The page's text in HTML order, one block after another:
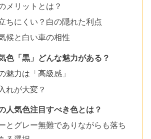
メリットとは？
ちにくい？白の隠れた利点
候と白い車の相性
色「黒」どんな魅力がある？
魅力は「高級感」
れが大変？
人気色注目すべき色とは？
とグレー無難でありながらも落ち